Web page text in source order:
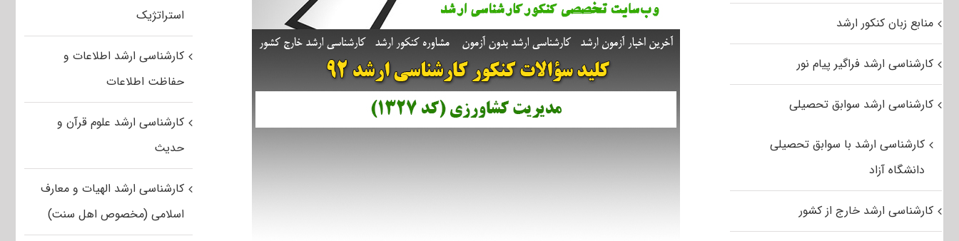
استراتژیک
کارشناسی ارشد اطلاعات و
حفاظت اطلاعات
کارشناسی ارشد علوم قرآن و
حدیث
کارشناسی ارشد الهیات و معارف
اسلامی (مخصوص اهل سنت)
منابع زبان کنکور ارشد
کارشناسی ارشد فراگیر پیام نور
کارشناسی ارشد سوابق تحصیلی
کارشناسی ارشد با سوابق تحصیلی
دانشگاه آزاد
کارشناسی ارشد خارج از کشور